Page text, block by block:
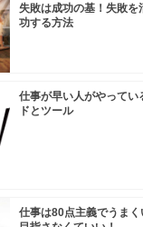
失敗は成功の基！失敗
功する方法
仕事が早い人がやって
ドとツール
仕事は80点主義でうま